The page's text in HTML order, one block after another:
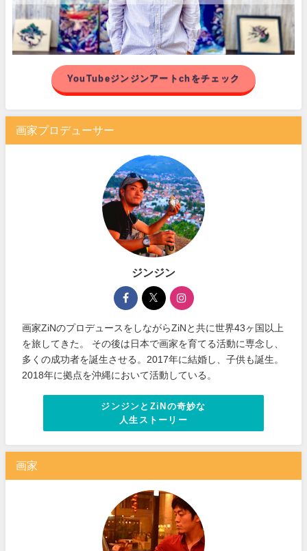
YouTubeジンジンアートchをチェック
画家プロデューサー
ジンジン
画家ZiNのプロデュースをしながらZiNと共に世界43ヶ国以上
を旅してきた。 その後は日本で画家を育てる活動に専念し、
多くの成功者を誕生させる。2017年に結婚し、子供も誕生。
2018年に拠点を沖縄において活動している。
ジンジンとZiNの奇妙な
人生ストーリー
画家